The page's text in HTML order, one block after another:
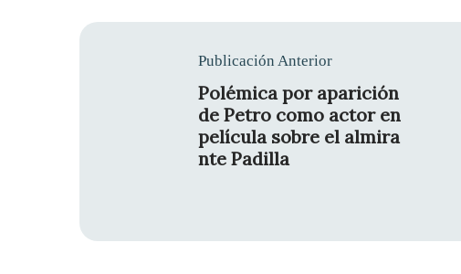
Publicación Anterior
Polémica por aparición
de Petro como actor en
película sobre el almira
nte Padilla